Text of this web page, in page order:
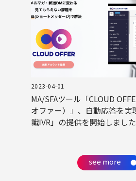
2023-04-01
MA/SFAツール「CLOUD
オファー）」、自動応答を実
識IVR」の提供を開始しました
see more